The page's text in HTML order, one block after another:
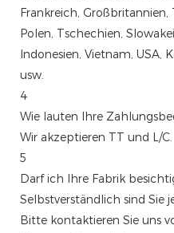
Frankreich, Großbritannien,
Polen, Tschechien,
Indonesien, Vietnam, USA,
usw.
4
Wie lauten Ihre
Wir akzeptieren TT und L/C.
5
Darf ich Ihre Fabrik
Selbstverständlich sind Sie
Bitte kontaktieren Sie uns